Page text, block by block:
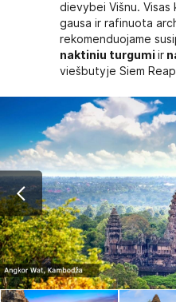
dievybei Višnu. Visas
gausa ir rafinuota
rekomenduojame
naktiniu turgumiir
viešbutyje Siem